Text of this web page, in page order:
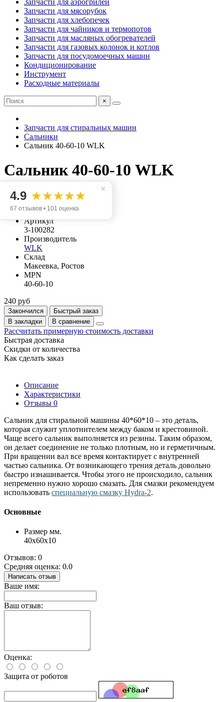
Запчасти для аэрогрилей
Запчасти для мясорубок
Запчасти для хлебопечек
Запчасти для чайников и термопотов
Запчасти для масляных обогревателей
Запчасти для газовых колонок и котлов
Запчасти для посудомоечных машин
Кондиционирование
Инструмент
Расходные материалы
×
Запчасти для стиральных машин
Сальники
Сальник 40-60-10 WLK
Сальник 40-60-10 WLK
Код товара: 3-100282
Артикул
3-100282
Производитель
WLK
Склад
Макеевка, Ростов
MPN
40-60-10
240 руб
Закончился
Быстрый заказ
В закладки
В сравнение
Рассчитать примерную стоимость доставки
Быстрая доставка
Скидки от количества
Как сделать заказ
Описание
Характеристики
Отзывы 0
Сальник для стиральной машины 40*60*10 – это деталь,
которая служит уплотнителем между баком и крестовиной.
Чаще всего сальник выполняется из резины. Таким образом,
он делает соединение не только плотным, но и герметичным.
При вращении вал все время контактирует с внутренней
частью сальника. От возникающего трения деталь довольно
быстро изнашивается. Чтобы этого не происходило, сальник
непременно нужно хорошо смазать. Для смазки рекомендуем
использовать специальную смазку Hydra-2.
Основные
Размер мм.
40x60x10
Отзывов: 0
Средняя оценка: 0.0
Написать отзыв
Ваше имя:
Ваш отзыв:
Оценка:
Защита от роботов
×
4.9 ★★★★★
67 отзывов • 101 оценка